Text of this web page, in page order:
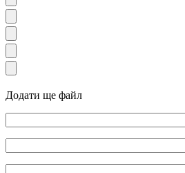
Додати ще файл